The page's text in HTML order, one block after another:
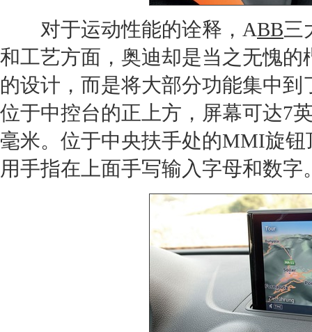
对于运动性能的诠释，ABB三
和工艺方面， 奥迪却是当之无愧的
的设计，而是将大部分功能集中
位于中控台的正上方，屏幕可达7
毫米。位于中央扶手处的MMI旋
用手指在上面手写输入字母和数字